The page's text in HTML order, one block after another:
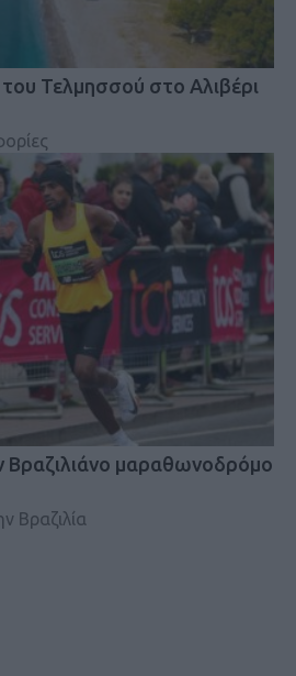
Τελμησσού στο Αλιβέρι
Βραζιλιάνο μαραθωνοδρόμο
Βραζιλία